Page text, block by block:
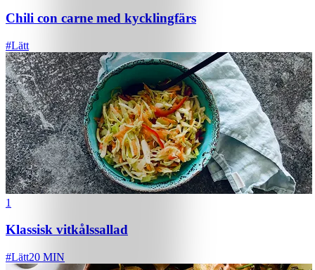
Chili con carne med kycklingfärs
#Lätt
1
Klassisk vitkålssallad
#Lätt20 MIN